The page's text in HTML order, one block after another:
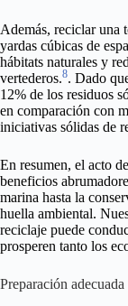
Además, reciclar una
yardas cúbicas de
hábitats naturales y
vertederos.8. Dado
12% de los residuos
en comparación con
iniciativas sólidas de
En resumen, el acto
beneficios
marina hasta la
huella ambiental.
reciclaje puede
prosperen tanto los
Preparación